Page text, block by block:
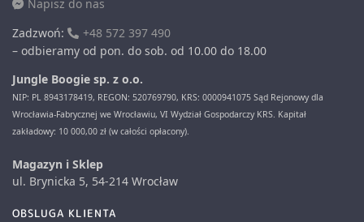
Napisz do nas
Zadzwoń:
+48 572 397 490
– odbieramy od pon. do sob. od 10.00 do 18.00
Jungle Boogie sp. z o.o.
NIP: PL 8943178419, REGON: 520769790, KRS: 0000941075 Sąd Rejonowy dla
Wrocławia-Fabrycznej we Wrocławiu, VI Wydział Gospodarczy KRS. Kapitał
zakładowy: 10 000,00 zł (w całości opłacony).
Magazyn i Sklep
ul. Brynicka 5, 54-214 Wrocław
OBSLUGA KLIENTA